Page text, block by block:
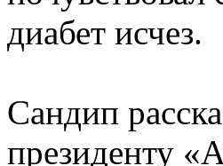
диабет исчез.
Сандип
президенту